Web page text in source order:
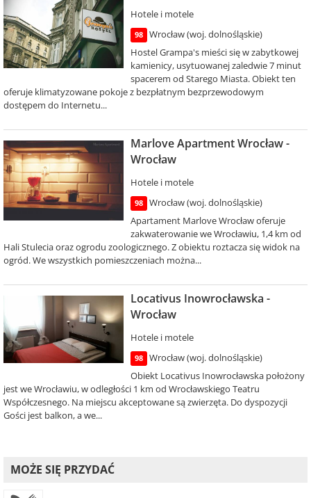
Hotele i motele
98
Wrocław (woj. dolnośląskie)
Hostel Grampa's mieści się w zabytkowej
kamienicy, usytuowanej zaledwie 7 minut
spacerem od Starego Miasta. Obiekt ten
oferuje klimatyzowane pokoje z bezpłatnym bezprzewodowym
dostępem do Internetu...
Marlove Apartment Wrocław -
Wrocław
Hotele i motele
98
Wrocław (woj. dolnośląskie)
Apartament Marlove Wrocław oferuje
zakwaterowanie we Wrocławiu, 1,4 km od
Hali Stulecia oraz ogrodu zoologicznego. Z obiektu roztacza się widok na
ogród. We wszystkich pomieszczeniach można...
Locativus Inowrocławska -
Wrocław
Hotele i motele
98
Wrocław (woj. dolnośląskie)
Obiekt Locativus Inowrocławska położony
jest we Wrocławiu, w odległości 1 km od Wrocławskiego Teatru
Współczesnego. Na miejscu akceptowane są zwierzęta. Do dyspozycji
Gości jest balkon, a we...
MOŻE SIĘ PRZYDAĆ